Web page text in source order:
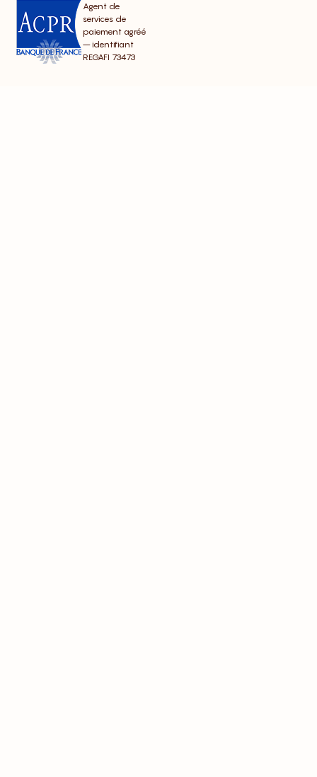
Agent de
services de
paiement agréé
– identifiant
REGAFI 73473